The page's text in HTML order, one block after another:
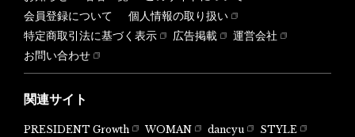
会員登録について
個人情報の取り扱い
特定商取引法に基づく表示
広告掲載
運営会社
お問い合わせ
関連サイト
PRESIDENT Growth WOMAN dancyu
STYLE